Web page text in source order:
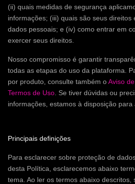
(ii) quais medidas de segurança
informações; (iii) quais são seus direitos
dados pessoais; e (iv) como entrar em
exercer seus direitos.
Nosso compromisso é garantir
todas as etapas do uso da plataforma.
por produto, consulte também oAviso
Termos de Uso . Se tiver dúvidas ou
informações, estamos à disposição para
Principais definições
Para esclarecer sobre proteção de
desta Política, esclarecemos abaixo
tema. Ao ler os termos abaixo descritos,